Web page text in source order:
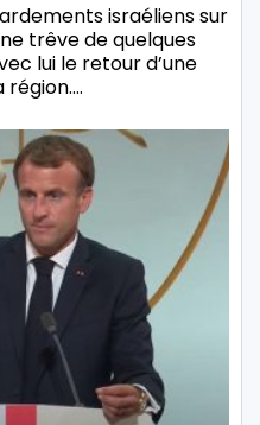
israéliens sur
trêve de quelques
lui le retour d’une
région.…